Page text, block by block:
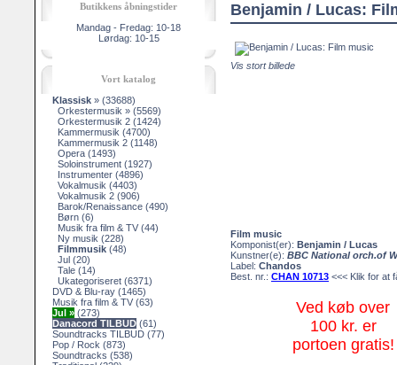
Butikkens åbningstider
Mandag - Fredag: 10-18
Lørdag: 10-15
Vort katalog
Klassisk » (33688)
Orkestermusik » (5569)
Orkestermusik 2 (1424)
Kammermusik (4700)
Kammermusik 2 (1148)
Opera (1493)
Soloinstrument (1927)
Instrumenter (4896)
Vokalmusik (4403)
Vokalmusik 2 (906)
Barok/Renaissance (490)
Børn (6)
Musik fra film & TV (44)
Ny musik (228)
Filmmusik (48)
Jul (20)
Tale (14)
Ukategoriseret (6371)
DVD & Blu-ray (1465)
Musik fra film & TV (63)
Jul » (273)
Danacord TILBUD (61)
Soundtracks TILBUD (77)
Pop / Rock (873)
Soundtracks (538)
Benjamin / Lucas:
Vis stort billede
Film music
Komponist(er): Benjamin / Lucas
Kunstner(e): BBC National orch.of
Label: Chandos
Best. nr.: CHAN 10713 <<< Klik for at
Ved køb over
100 kr. er
portoen gratis!